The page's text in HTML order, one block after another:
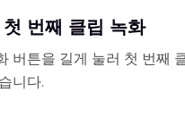
번째 클립 녹화
버튼을 길게 눌러 첫 번째
니다.